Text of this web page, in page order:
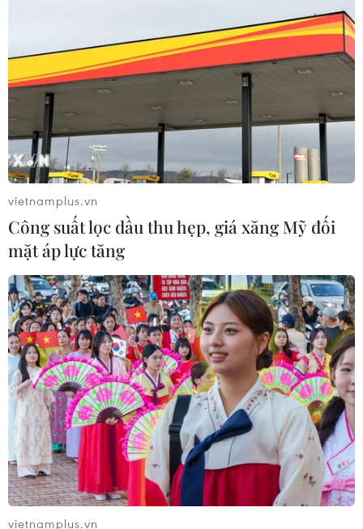
vietnamplus.vn
Công suất lọc dầu thu hẹp, giá xăng Mỹ đối
mặt áp lực tăng
vietnamplus.vn